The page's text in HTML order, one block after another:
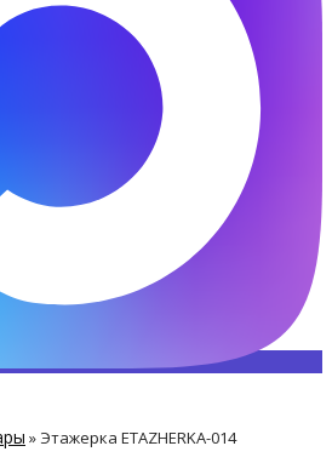
» Этажерка ETAZHERKA-014